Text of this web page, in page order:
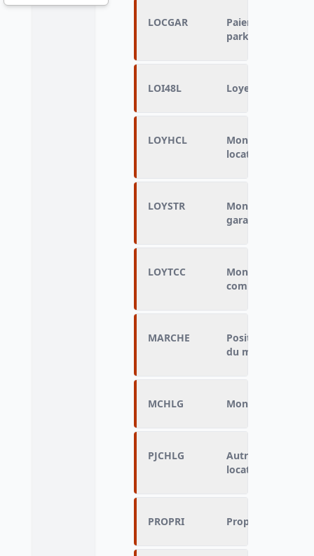
LOCGAR
Paiement pour
parking, box ou
LOI48L Loyer soumis à
LOYHCL
Montant
locatives
LOYSTR
Montant
garage, parking,
LOYTCC
Montant
comprises
MARCHE
Positionnement
du marché
MCHLG Montant des
PJCHLG
Autre périodicité
locatives
PROPRI Propriétaire du